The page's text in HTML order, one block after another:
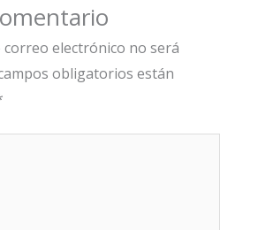
correo electrónico no será
obligatorios están